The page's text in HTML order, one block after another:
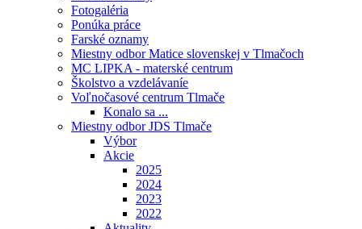
Fotogaléria
Ponúka práce
Farské oznamy
Miestny odbor Matice slovenskej v Tlmačoch
MC LIPKA - materské centrum
Školstvo a vzdelávaníe
Voľnočasové centrum Tlmače
Konalo sa ...
Miestny odbor JDS Tlmače
Výbor
Akcie
2025
2024
2023
2022